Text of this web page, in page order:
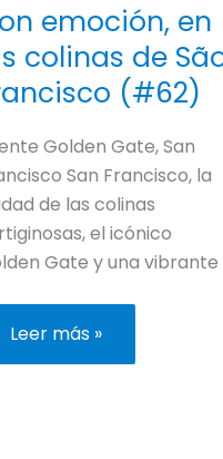
emoción, en
colinas de
(#62)
Golden Gate, San
San Francisco, la
de las colinas
el icónico
Gate y una vibrante
Con
en
Leer más »